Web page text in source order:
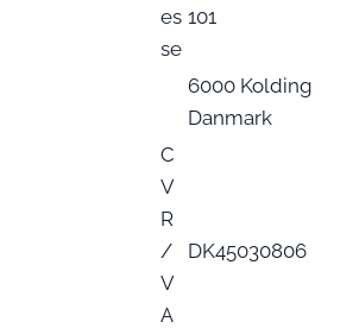
es
se
101
6000 Kolding
Danmark
C
V
R
/
V
A
DK45030806